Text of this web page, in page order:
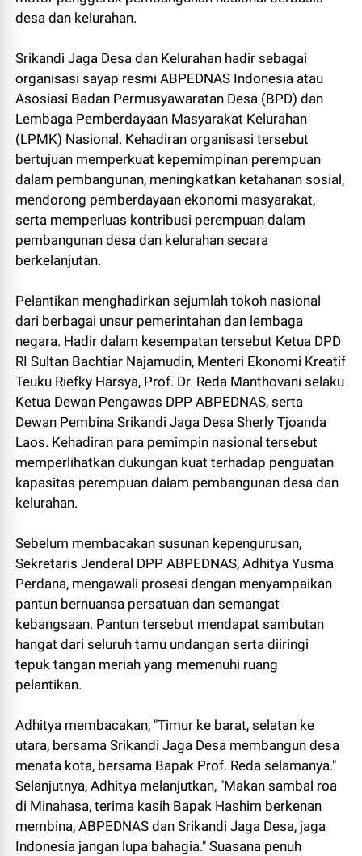
desa dan kelurahan.
Srikandi Jaga Desa dan Kelurahan hadir sebagai
organisasi sayap resmi ABPEDNAS Indonesia atau
Asosiasi Badan Permusyawaratan Desa (BPD) dan
Lembaga Pemberdayaan Masyarakat Kelurahan
(LPMK) Nasional. Kehadiran organisasi tersebut
bertujuan memperkuat kepemimpinan perempuan
dalam pembangunan, meningkatkan ketahanan sosial,
mendorong pemberdayaan ekonomi masyarakat,
serta memperluas kontribusi perempuan dalam
pembangunan desa dan kelurahan secara
berkelanjutan.
Pelantikan menghadirkan sejumlah tokoh nasional
dari berbagai unsur pemerintahan dan lembaga
negara. Hadir dalam kesempatan tersebut Ketua DPD
RI Sultan Bachtiar Najamudin, Menteri Ekonomi Kreatif
Teuku Riefky Harsya, Prof. Dr. Reda Manthovani selaku
Ketua Dewan Pengawas DPP ABPEDNAS, serta
Dewan Pembina Srikandi Jaga Desa Sherly Tjoanda
Laos. Kehadiran para pemimpin nasional tersebut
memperlihatkan dukungan kuat terhadap penguatan
kapasitas perempuan dalam pembangunan desa dan
kelurahan.
Sebelum membacakan susunan kepengurusan,
Sekretaris Jenderal DPP ABPEDNAS, Adhitya Yusma
Perdana, mengawali prosesi dengan menyampaikan
pantun bernuansa persatuan dan semangat
kebangsaan. Pantun tersebut mendapat sambutan
hangat dari seluruh tamu undangan serta diiringi
tepuk tangan meriah yang memenuhi ruang
pelantikan.
Adhitya membacakan, "Timur ke barat, selatan ke
utara, bersama Srikandi Jaga Desa membangun desa
menata kota, bersama Bapak Prof. Reda selamanya."
Selanjutnya, Adhitya melanjutkan, "Makan sambal roa
di Minahasa, terima kasih Bapak Hashim berkenan
membina, ABPEDNAS dan Srikandi Jaga Desa, jaga
Indonesia jangan lupa bahagia." Suasana penuh